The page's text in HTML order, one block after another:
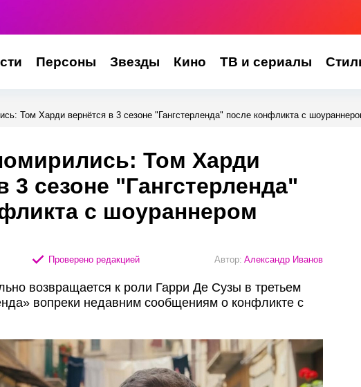
Персоны Звезды Кино ТВ и сериалы
Том Харди вернётся в 3 сезоне "Гангстерленда" после конфликта с
Том Харди
3 сезоне "Гангстерленда"
с шоураннером
Проверено редакцией Автор: Александр Иванов
возвращается к роли Гарри Де Сузы в третьем
вопреки недавним сообщениям о конфликте с